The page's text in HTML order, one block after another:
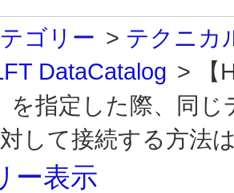
ゴリー > テクニカ
DataCatalog >
を指定した際、同
して接続する方法
ー表示